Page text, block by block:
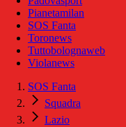
Pianetamilan
SOS Fanta
Toronews
Tuttobolognaweb
Violanews
SOS Fanta
Squadra
Lazio